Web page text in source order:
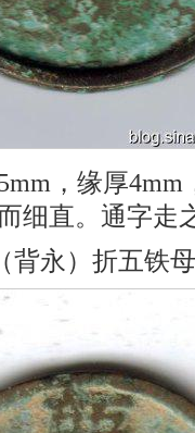
，缘厚4mm
细直。通字走
永）折五铁